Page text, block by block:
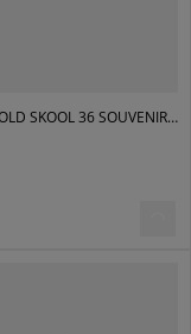
VANS LX OLD SKOOL 36 SOUVENIR OATMEAL